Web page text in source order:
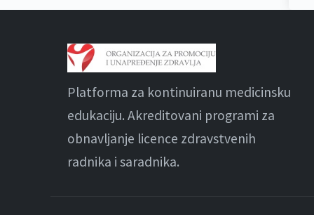
Platforma za kontinuiranu medicinsku
edukaciju. Akreditovani programi za
obnavljanje licence zdravstvenih
radnika i saradnika.